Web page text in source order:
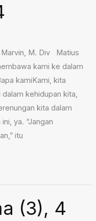
Marvin, M. Div Matius
kami ke dalam
kamiKami, kita
kehidupan kita,
kita dalam
ya. “Jangan
itu
(3), 4